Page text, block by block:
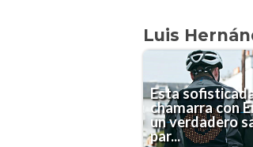
Luis
Esta
chamarra con
un verdadero
par...